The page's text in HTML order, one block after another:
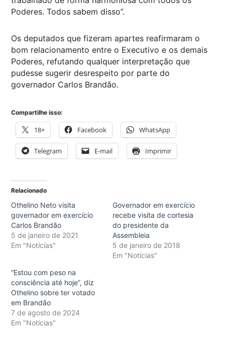
Poderes. Todos sabem disso”.
Os deputados que fizeram apartes reafirmaram o
bom relacionamento entre o Executivo e os demais
Poderes, refutando qualquer interpretação que
pudesse sugerir desrespeito por parte do
governador Carlos Brandão.
Compartilhe isso:
18+ Facebook WhatsApp
Telegram E-mail Imprimir
Relacionado
Othelino Neto visita
governador em exercício
Carlos Brandão
5 de janeiro de 2021
Em "Notícias"
Governador em exercício
recebe visita de cortesia
do presidente da
Assembleia
5 de janeiro de 2018
Em "Notícias"
“Estou com peso na
consciência até hoje”, diz
Othelino sobre ter votado
em Brandão
7 de agosto de 2024
Em "Notícias"